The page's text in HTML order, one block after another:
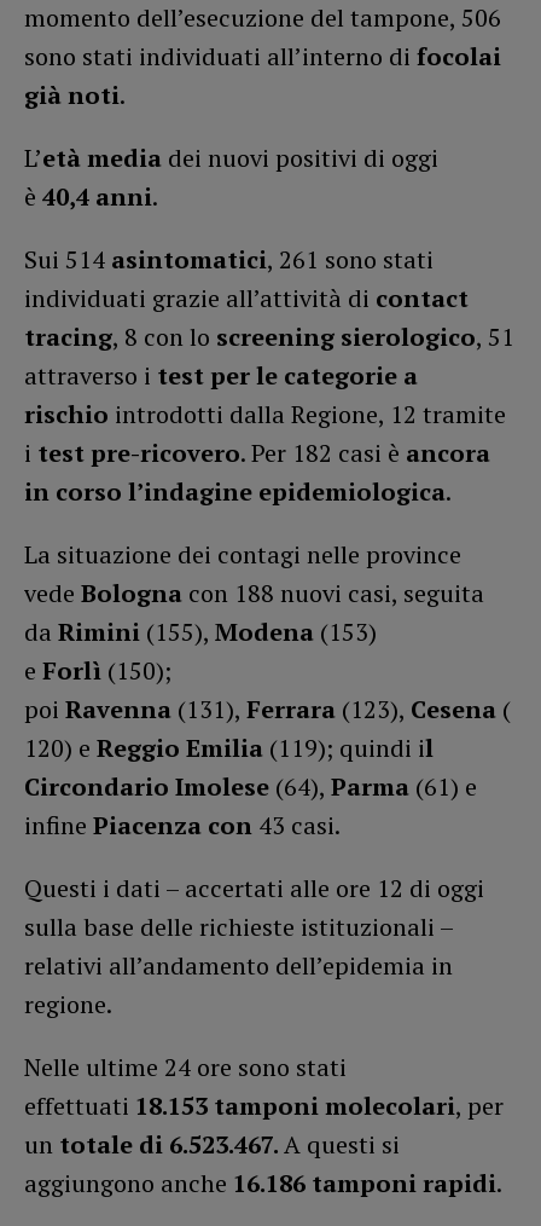
momento dell’esecuzione del tampone, 506
sono stati individuati all’interno di focolai
già noti.
L’età media dei nuovi positivi di oggi
è 40,4 anni.
Sui 514 asintomatici, 261 sono stati
individuati grazie all’attività di contact
tracing, 8 con lo screening sierologico, 51
attraverso i test per le categorie a
rischio introdotti dalla Regione, 12 tramite
i test pre-ricovero. Per 182 casi è ancora
in corso l’indagine epidemiologica.
La situazione dei contagi nelle province
vede Bologna con 188 nuovi casi, seguita
da Rimini (155), Modena (153)
e Forlì (150);
poi Ravenna (131), Ferrara (123), Cesena (
120) e Reggio Emilia (119); quindi il
Circondario Imolese (64), Parma (61) e
infine Piacenza con 43 casi.
Questi i dati – accertati alle ore 12 di oggi
sulla base delle richieste istituzionali –
relativi all’andamento dell’epidemia in
regione.
Nelle ultime 24 ore sono stati
effettuati 18.153 tamponi molecolari, per
un totale di 6.523.467.A questi si
aggiungono anche 16.186 tamponi rapidi.